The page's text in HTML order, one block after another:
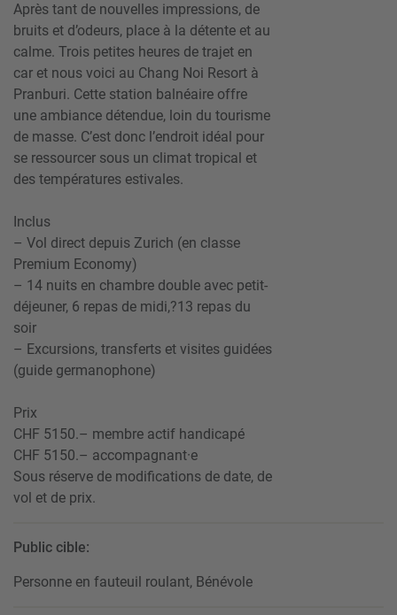
Après tant de nouvelles impressions, de
bruits et d’odeurs, place à la détente et au
calme. Trois petites heures de trajet en
car et nous voici au Chang Noi Resort à
Pranburi. Cette station balnéaire offre
une ambiance détendue, loin du tourisme
de masse. C’est donc l’endroit idéal pour
se ressourcer sous un climat tropical et
des températures estivales.
Inclus
– Vol direct depuis Zurich (en classe
Premium Economy)
– 14 nuits en chambre double avec petit-
déjeuner, 6 repas de midi,?13 repas du
soir
– Excursions, transferts et visites guidées
(guide germanophone)
Prix
CHF 5150.– membre actif handicapé
CHF 5150.– accompagnant·e
Sous réserve de modifications de date, de
vol et de prix.
Public cible:
Personne en fauteuil roulant, Bénévole